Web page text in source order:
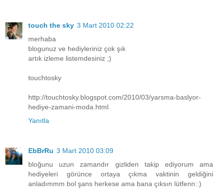
touch the sky 3 Mart 2010 02:22
merhaba
blogunuz ve hediyleriniz çok şık
artık izleme listemdesiniz ;)
touchtosky
http://touchtosky.blogspot.com/2010/03/yarsma-baslyor-
hediye-zamani-moda.html
Yanıtla
EbBrRu 3 Mart 2010 03:09
bloğunu uzun zamandır gizliden takip ediyorum ama
hediyeleri görünce ortaya çıkma vaktinin geldiğini
anladımmm bol şans herkese ama bana çıksın lütfenn::)